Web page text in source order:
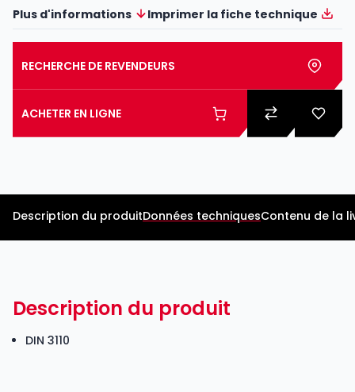
Plus d'informations Imprimer la fiche technique
RECHERCHE DE REVENDEURS
ACHETER EN LIGNE
Description du produitDonnées techniquesContenu de la
Description du produit
DIN 3110